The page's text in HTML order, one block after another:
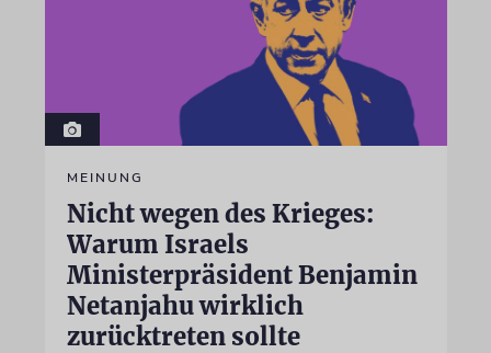
MEINUNG
Nicht wegen des Krieges:
Warum Israels
Ministerpräsident Benjamin
Netanjahu wirklich
zurücktreten sollte